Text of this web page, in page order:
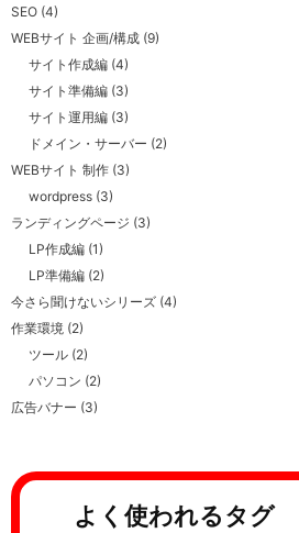
SEO (4)
WEBサイト 企画/構成 (9)
サイト作成編 (4)
サイト準備編 (3)
サイト運用編 (3)
ドメイン・サーバー (2)
WEBサイト 制作 (3)
wordpress (3)
ランディングページ (3)
LP作成編 (1)
LP準備編 (2)
今さら聞けないシリーズ (4)
作業環境 (2)
ツール (2)
パソコン (2)
広告バナー (3)
よく使われるタグ